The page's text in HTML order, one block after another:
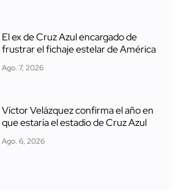
El ex de Cruz Azul encargado de
frustrar el fichaje estelar de América
Ago. 7, 2026
Víctor Velázquez confirma el año en
que estaría el estadio de Cruz Azul
Ago. 6, 2026